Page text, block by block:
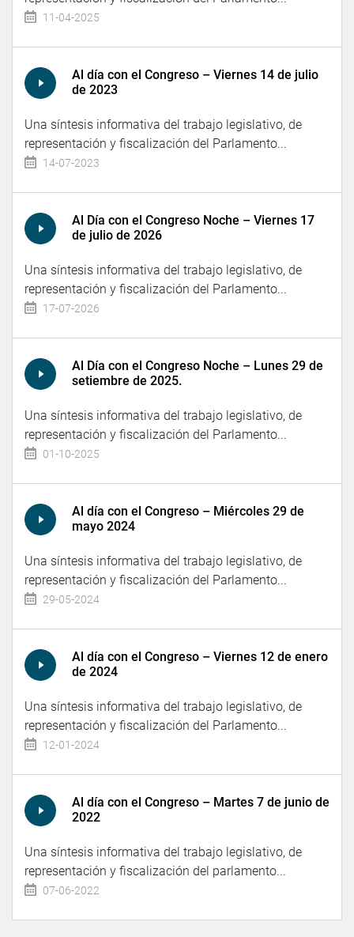
11-04-2025
Al día con el Congreso – Viernes 14 de julio
de 2023
Una síntesis informativa del trabajo legislativo, de
representación y fiscalización del Parlamento...
14-07-2023
Al Día con el Congreso Noche – Viernes 17
de julio de 2026
Una síntesis informativa del trabajo legislativo, de
representación y fiscalización del Parlamento...
17-07-2026
Al Día con el Congreso Noche – Lunes 29 de
setiembre de 2025.
Una síntesis informativa del trabajo legislativo, de
representación y fiscalización del Parlamento...
01-10-2025
Al día con el Congreso – Miércoles 29 de
mayo 2024
Una síntesis informativa del trabajo legislativo, de
representación y fiscalización del Parlamento...
29-05-2024
Al día con el Congreso – Viernes 12 de enero
de 2024
Una síntesis informativa del trabajo legislativo, de
representación y fiscalización del Parlamento...
12-01-2024
Al día con el Congreso – Martes 7 de junio de
2022
Una síntesis informativa del trabajo legislativo, de
representación y fiscalización del parlamento...
07-06-2022